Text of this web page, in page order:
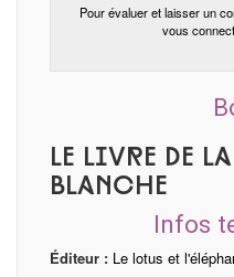
Pour évaluer et laisser un
vous
Le livre de
blanche
Infos
Éditeur : Le lotus et